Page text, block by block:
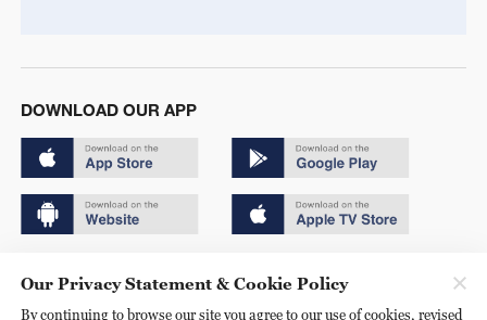
DOWNLOAD OUR APP
京ICP备20000184号
Our Privacy Statement & Cookie Policy
By continuing to browse our site you agree to our use of cookies, revised